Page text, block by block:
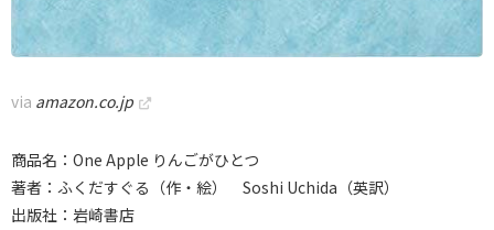
via amazon.co.jp
商品名：One Apple りんごがひとつ
著者：ふくだすぐる（作・絵） Soshi Uchida（英訳）
出版社：岩崎書店